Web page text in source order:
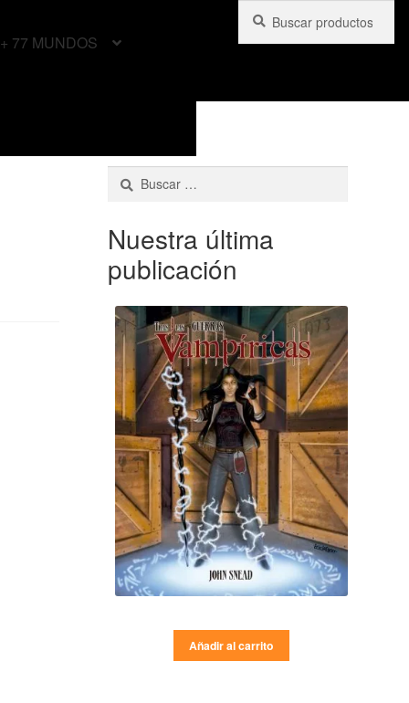
+ 77 MUNDOS
por:
Buscar:
Nuestra última
publicación
Añadir al carrito